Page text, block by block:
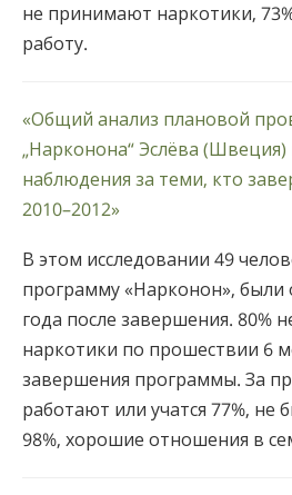
не принимают наркотики,
работу.
«Общий анализ плановой
„Нарконона“ Эслёва (Швеция)
наблюдения за теми, кто
2010–2012»
В этом исследовании 49
программу «Нарконон»,
года после завершения. 80%
наркотики по прошествии 6
завершения программы. За
работают или учатся 77%, не
98%, хорошие отношения в